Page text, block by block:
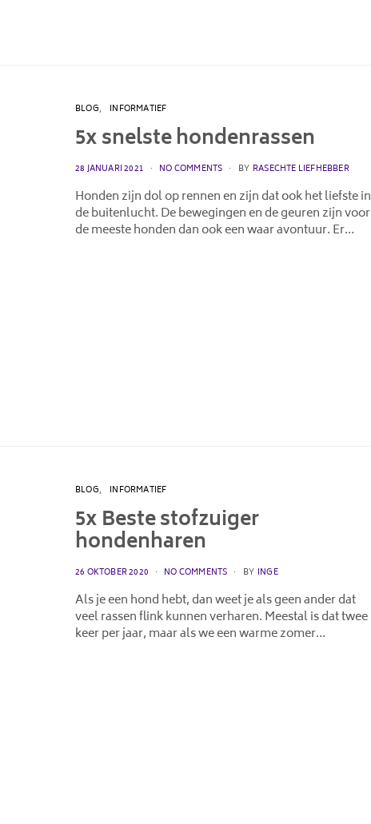
BLOG INFORMATIEF
5x snelste hondenrassen
POSTED
28 JANUARI 2021 NO COMMENTS BY RASECHTE LIEFHEBBER
Honden zijn dol op rennen en zijn dat ook het liefste in
de buitenlucht. De bewegingen en de geuren zijn voor
de meeste honden dan ook een waar avontuur. Er…
BLOG INFORMATIEF
5x Beste stofzuiger
hondenharen
POSTED
26 OKTOBER 2020 NO COMMENTS BY INGE
Als je een hond hebt, dan weet je als geen ander dat
veel rassen flink kunnen verharen. Meestal is dat twee
keer per jaar, maar als we een warme zomer…